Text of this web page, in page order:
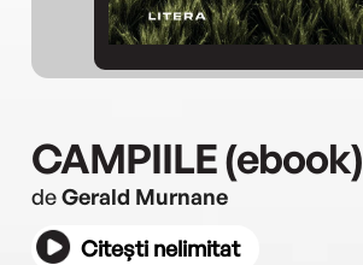
CAMPIILE (ebook)
deGerald Murnane
Citești nelimitat